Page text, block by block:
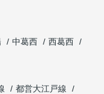
中葛西
西葛西
都営大江戸線